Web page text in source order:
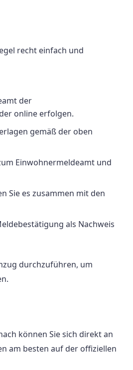
recht einfach und
der
online erfolgen.
gemäß der oben
Einwohnermeldeamt und
Sie es zusammen mit den
als Nachweis
durchzuführen, um
können Sie sich direkt an
am besten auf der offiziellen